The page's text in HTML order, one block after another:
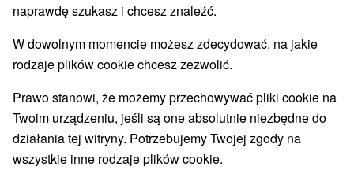
naprawdę szukasz i chcesz znaleźć.
W dowolnym momencie możesz zdecydować, na jakie
rodzaje plików cookie chcesz zezwolić.
Prawo stanowi, że możemy przechowywać pliki cookie na
Twoim urządzeniu, jeśli są one absolutnie niezbędne do
działania tej witryny. Potrzebujemy Twojej zgody na
wszystkie inne rodzaje plików cookie.